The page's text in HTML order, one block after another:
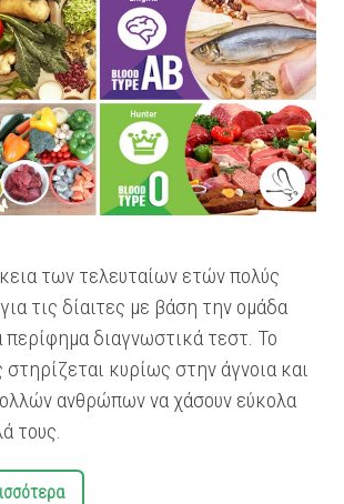
των τελευταίων ετών πολύς
τις δίαιτες με βάση την ομάδα
περίφημα διαγνωστικά τεστ. Το
κυρίως στην άγνοια και
ανθρώπων να χάσουν εύκολα
τους.